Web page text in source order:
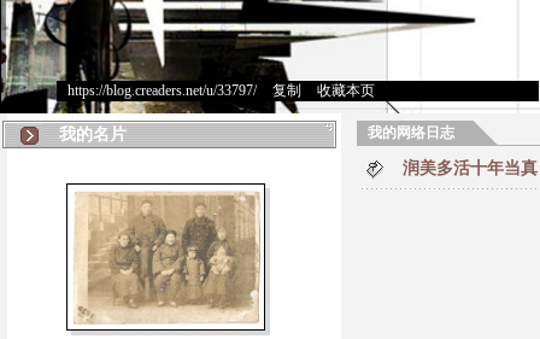
https://blog.creaders.net/u/33797/> 复制 收藏本页
我的名片 我的网络日志
润美多活十年当